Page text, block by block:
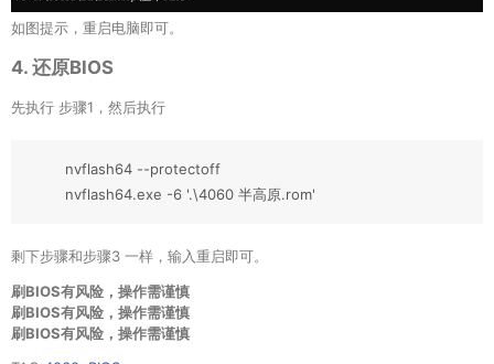
如图提示，重启电脑即可。
4. 还原BIOS
先执行 步骤1，然后执行
nvflash64 --protectoff
nvflash64.exe -6 '.\4060 半高原.rom'
剩下步骤和步骤3 一样，输入重启即可。
刷BIOS有风险，操作需谨慎
刷BIOS有风险，操作需谨慎
刷BIOS有风险，操作需谨慎